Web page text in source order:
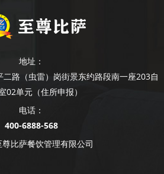
地址：
路（虫雷）岗街景东约路段南一座203自
02单元（住所申报）
电话：
400-6888-568
比萨餐饮管理有限公司